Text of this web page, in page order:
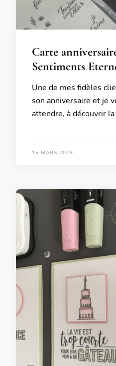
Carte
Sentiments
Une de mes fidèles
son anniversaire et je
attendre, à découvrir
15 MARS 2019